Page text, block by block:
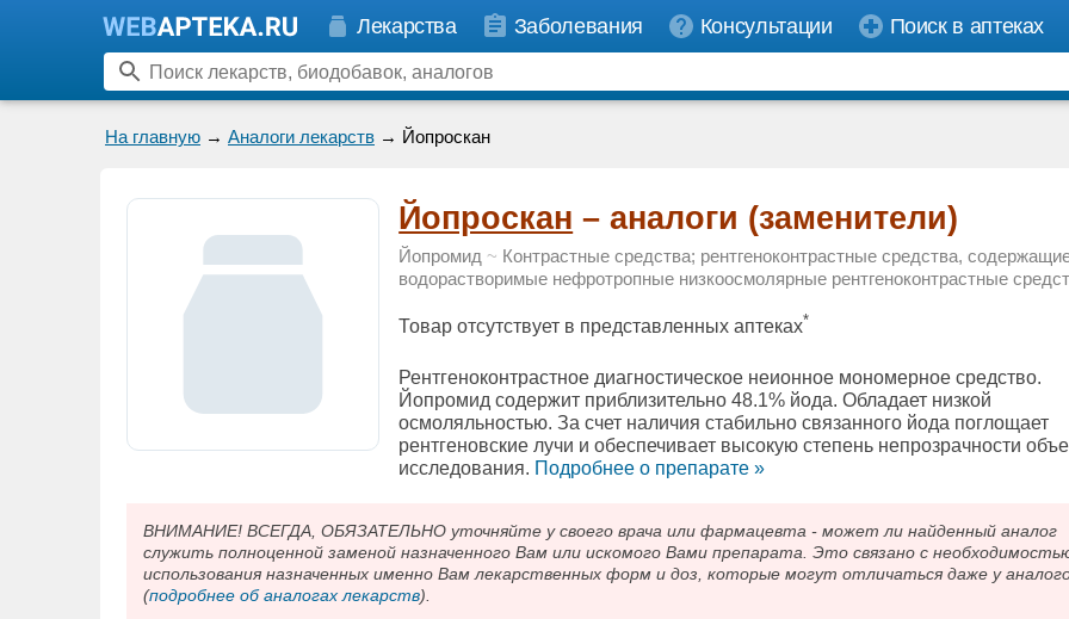
Лекарства Заболевания Консультации Поиск в аптеках
На главную → Аналоги лекарств → Йопроскан
Йопроскан – аналоги (заменители)
Йопромид ~ Контрастные средства; рентгеноконтрастные средства,
водорастворимые нефротропные низкоосмолярные рентгеноконтрастные
Товар отсутствует в представленных аптеках*
Рентгеноконтрастное диагностическое неионное мономерное средство.
Йопромид содержит приблизительно 48.1% йода. Обладает низкой
осмоляльностью. За счет наличия стабильно связанного йода поглощает
рентгеновские лучи и обеспечивает высокую степень непрозрачности
исследования. Подробнee о препарате »
ВНИМАНИЕ! ВСЕГДА, ОБЯЗАТЕЛЬНО уточняйте у своего врача или фармацевта - может ли найденный аналог
служить полноценной заменой назначенного Вам или искомого Вами препарата. Это связано с
использования назначенных именно Вам лекарственных форм и доз, которые могут отличаться даже у
(подробнее об аналогах лекарств).